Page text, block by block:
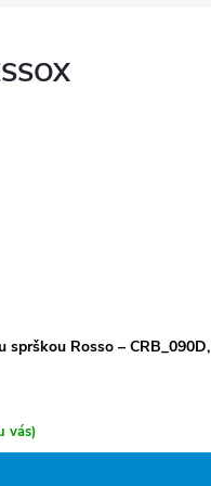
sprškou Rosso –
vás)